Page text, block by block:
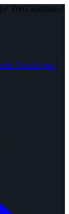
✓ DSG-konform ✓
Dienstleister